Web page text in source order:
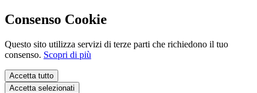
Consenso Cookie
Questo sito utilizza servizi di terze parti che richiedono il tuo
consenso. Scopri di più
Accetta tutto
Accetta selezionati